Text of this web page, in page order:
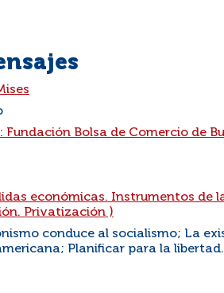
Fundación Bolsa de Comercio de
económicas. Instrumentos de
Privatización )
conduce al socialismo; La
Planificar para la libertad.